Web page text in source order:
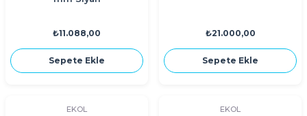
₺11.088,00
Sepete Ekle
₺21.000,00
Sepete Ekle
EKOL EKOL